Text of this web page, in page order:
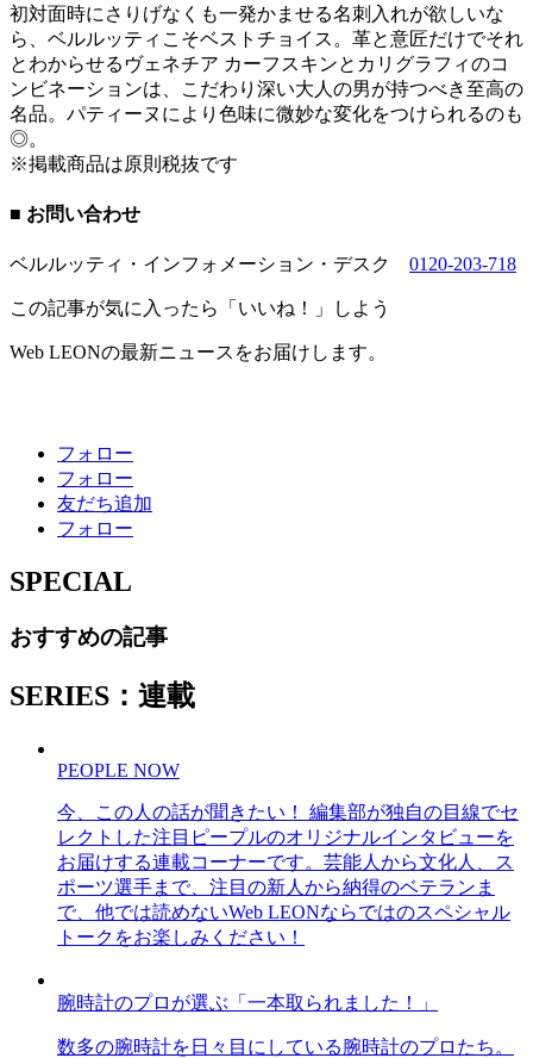
初対面時にさりげなくも一発かませる名刺入れが欲しいな
ら、ベルルッティこそベストチョイス。革と意匠だけでそれ
とわからせるヴェネチア カーフスキンとカリグラフィのコ
ンビネーションは、こだわり深い大人の男が持つべき至高の
名品。パティーヌにより色味に微妙な変化をつけられるのも
◎。
※掲載商品は原則税抜です
■ お問い合わせ
ベルルッティ・インフォメーション・デスク 0120-203-718
この記事が気に入ったら「いいね！」しよう
Web LEONの最新ニュースをお届けします。
フォロー
フォロー
友だち追加
フォロー
SPECIAL
おすすめの記事
SERIES：連載
PEOPLE NOW
今、この人の話が聞きたい！ 編集部が独自の目線でセ
レクトした注目ピープルのオリジナルインタビューを
お届けする連載コーナーです。芸能人から文化人、ス
ポーツ選手まで、注目の新人から納得のベテランま
で、他では読めないWeb LEONならではのスペシャル
トークをお楽しみください！
腕時計のプロが選ぶ「一本取られました！」
数多の腕時計を日々目にしている腕時計のプロたち。